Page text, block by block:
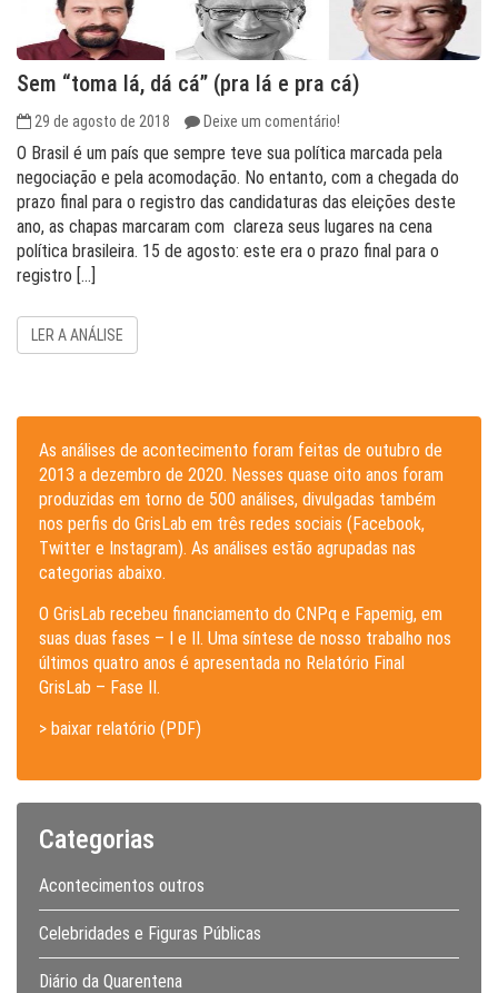
Sem “toma lá, dá cá” (pra lá e pra cá)
29 de agosto de 2018 Deixe um comentário!
O Brasil é um país que sempre teve sua política marcada pela
negociação e pela acomodação. No entanto, com a chegada do
prazo final para o registro das candidaturas das eleições deste
ano, as chapas marcaram com clareza seus lugares na cena
política brasileira. 15 de agosto: este era o prazo final para o
registro […]
LER A ANÁLISE
As análises de acontecimento foram feitas de outubro de
2013 a dezembro de 2020. Nesses quase oito anos foram
produzidas em torno de 500 análises, divulgadas também
nos perfis do GrisLab em três redes sociais (Facebook,
Twitter e Instagram). As análises estão agrupadas nas
categorias abaixo.
O GrisLab recebeu financiamento do CNPq e Fapemig, em
suas duas fases – I e II. Uma síntese de nosso trabalho nos
últimos quatro anos é apresentada no Relatório Final
GrisLab – Fase II.
> baixar relatório (PDF)
Categorias
Acontecimentos outros
Celebridades e Figuras Públicas
Diário da Quarentena